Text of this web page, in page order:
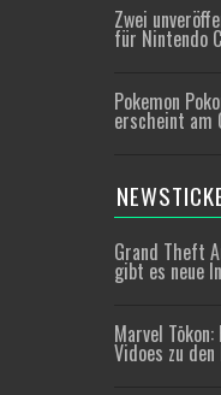
Zwei
für Nintendo
Pokemon
erscheint am
Grand Theft
gibt es neue
Marvel
Vidoes zu